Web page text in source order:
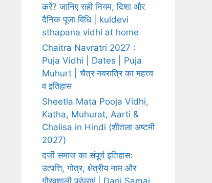
करें? जानिए सही नियम, दिशा और
दैनिक पूजा विधि | kuldevi
sthapana vidhi at home
Chaitra Navratri 2027 :
Puja Vidhi | Dates | Puja
Muhurt | चैत्र नवरात्रि का महत्त्व
व इतिहास
Sheetla Mata Pooja Vidhi,
Katha, Muhurat, Aarti &
Chalisa in Hindi (शीतला अष्टमी
2027)
दर्जी समाज का संपूर्ण इतिहास:
उत्पत्ति, गोत्र, क्षेत्रीय नाम और